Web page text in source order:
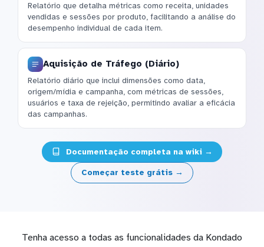
Relatório que detalha métricas como receita, unidades
vendidas e sessões por produto, facilitando a análise do
desempenho individual de cada item.
Aquisição de Tráfego (Diário)
Relatório diário que inclui dimensões como data,
origem/mídia e campanha, com métricas de sessões,
usuários e taxa de rejeição, permitindo avaliar a eficácia
das campanhas.
Documentação completa na wiki →
Começar teste grátis →
Tenha acesso a todas as funcionalidades da Kondado